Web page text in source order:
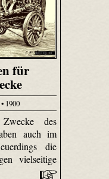
für
• 1900
des
auch im
die
vielseitige